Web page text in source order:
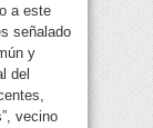
a este
señalado
y
del
vecino